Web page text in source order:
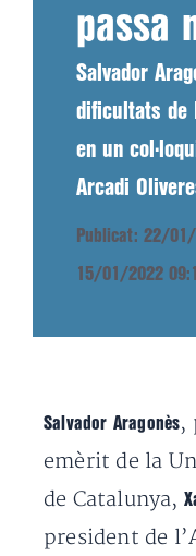
passa
Salvador
dificultats de
en un
Arcadi
Publicat: 22/
15/01/2022
Salvador Aragonès,
emèrit de la
de Catalunya,
president de